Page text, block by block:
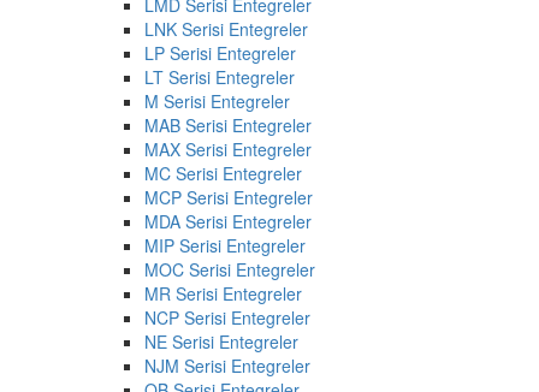
LNK Serisi Entegreler
LP Serisi Entegreler
LT Serisi Entegreler
M Serisi Entegreler
MAB Serisi Entegreler
MAX Serisi Entegreler
MC Serisi Entegreler
MCP Serisi Entegreler
MDA Serisi Entegreler
MIP Serisi Entegreler
MOC Serisi Entegreler
MR Serisi Entegreler
NCP Serisi Entegreler
NE Serisi Entegreler
NJM Serisi Entegreler